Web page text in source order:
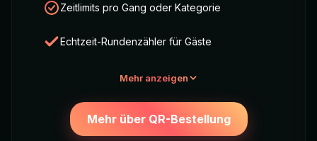
Zeitlimits pro Gang oder Kategorie
Echtzeit-Rundenzähler für Gäste
Mehr anzeigen
Mehr über QR-Bestellung